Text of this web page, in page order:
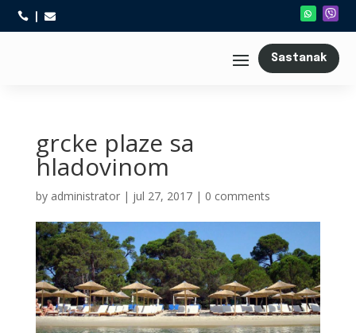
 
Sastanak
grcke plaze sa
hladovinom
by administrator| jul 27, 2017| 0 comments